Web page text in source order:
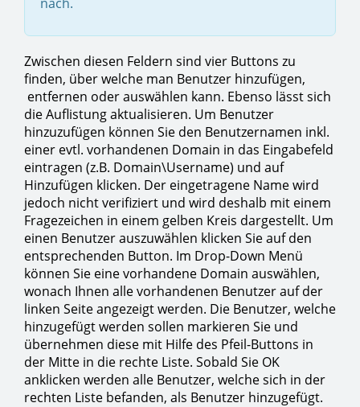
Zwischen diesen Feldern sind vier Buttons zu
finden, über welche man Benutzer hinzufügen,
entfernen oder auswählen kann. Ebenso lässt sich
die Auflistung aktualisieren. Um Benutzer
hinzuzufügen können Sie den Benutzernamen inkl.
einer evtl. vorhandenen Domain in das Eingabefeld
eintragen (z.B. Domain\Username) und auf
Hinzufügen klicken. Der eingetragene Name wird
jedoch nicht verifiziert und wird deshalb mit einem
Fragezeichen in einem gelben Kreis dargestellt. Um
einen Benutzer auszuwählen klicken Sie auf den
entsprechenden Button. Im Drop-Down Menü
können Sie eine vorhandene Domain auswählen,
wonach Ihnen alle vorhandenen Benutzer auf der
linken Seite angezeigt werden. Die Benutzer, welche
hinzugefügt werden sollen markieren Sie und
übernehmen diese mit Hilfe des Pfeil-Buttons in
der Mitte in die rechte Liste. Sobald Sie OK
anklicken werden alle Benutzer, welche sich in der
rechten Liste befanden, als Benutzer hinzugefügt.